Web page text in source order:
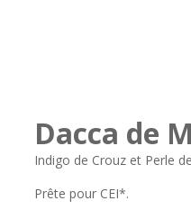
Dacca de
Indigo de Crouz et Perle
Prête pour CEI*.